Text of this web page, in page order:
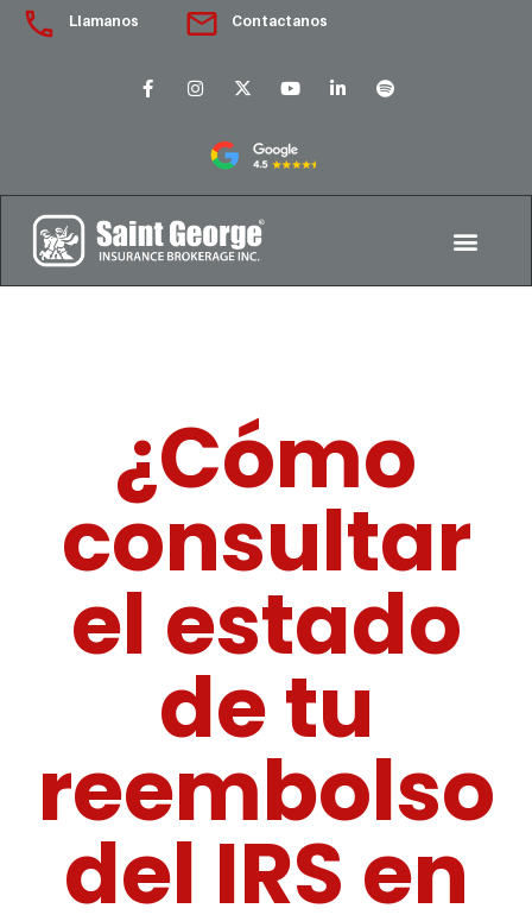
Llamanos Contactanos
¿Cómo
consultar
el estado
de tu
reembolso
del IRS en